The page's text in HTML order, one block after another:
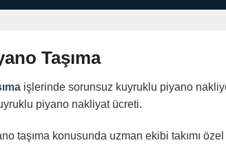
Taşıma
işlerinde sorunsuz kuyruklu piyano
piyano nakliyat ücreti.
taşıma konusunda uzman ekibi takımı